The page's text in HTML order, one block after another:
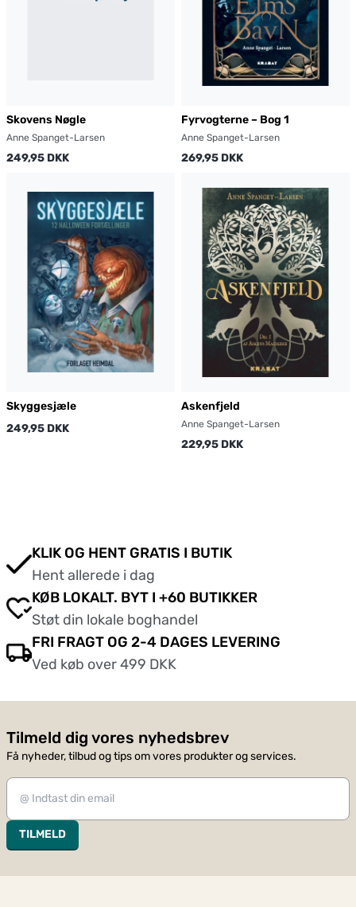
Skovens Nøgle
Anne Spanget-Larsen
249,95 DKK
Fyrvogterne – Bog 1
Anne Spanget-Larsen
269,95 DKK
Skyggesjæle
249,95 DKK
Askenfjeld
Anne Spanget-Larsen
229,95 DKK
KLIK OG HENT GRATIS I BUTIK
Hent allerede i dag
KØB LOKALT. BYT I +60 BUTIKKER
Støt din lokale boghandel
FRI FRAGT OG 2-4 DAGES LEVERING
Ved køb over 499 DKK
Tilmeld dig vores nyhedsbrev
Få nyheder, tilbud og tips om vores produkter og services.
TILMELD